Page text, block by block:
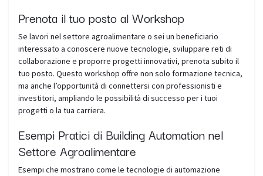
Prenota il tuo posto al Workshop
Se lavori nel settore agroalimentare o sei un beneficiario
interessato a conoscere nuove tecnologie, sviluppare reti di
collaborazione e proporre progetti innovativi, prenota subito il
tuo posto. Questo workshop offre non solo formazione tecnica,
ma anche l’opportunità di connettersi con professionisti e
investitori, ampliando le possibilità di successo per i tuoi
progetti o la tua carriera.
Esempi Pratici di Building Automation nel
Settore Agroalimentare
Esempi che mostrano come le tecnologie di automazione